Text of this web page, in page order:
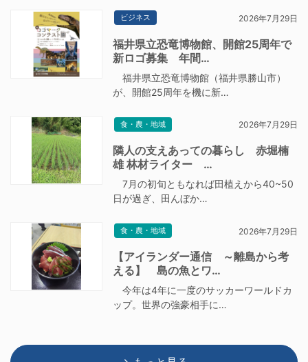
ビジネス 2026年7月29日
福井県立恐竜博物館、開館25周年で
新ロゴ募集 年間…
福井県立恐竜博物館（福井県勝山市）
が、開館25周年を機に新…
食・農・地域 2026年7月29日
隣人の支えあっての暮らし 赤堀楠
雄 林材ライター …
7月の初旬ともなれば田植えから40~50
日が過ぎ、田んぼか…
食・農・地域 2026年7月29日
【アイランダー通信 ～離島から考
える】 島の魚とワ…
今年は4年に一度のサッカーワールドカ
ップ。世界の強豪相手に…